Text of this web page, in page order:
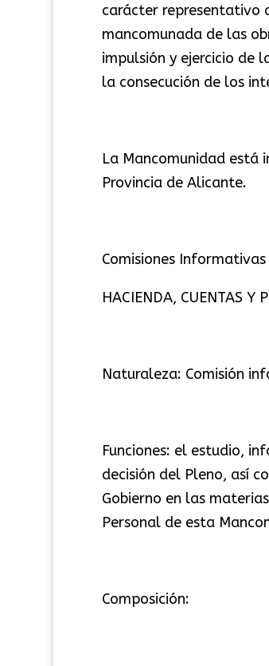
carácter representativo
mancomunada de las
impulsión y ejercicio de
la consecución de los
La Mancomunidad está
Provincia de Alicante.
Comisiones Informativas
HACIENDA, CUENTAS Y
Naturaleza: Comisión
Funciones: el estudio,
decisión del Pleno, así
Gobierno en las
Personal de esta
Composición: